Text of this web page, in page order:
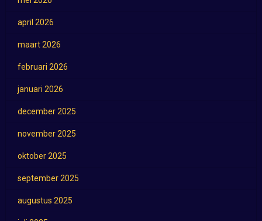
april 2026
maart 2026
februari 2026
januari 2026
december 2025
november 2025
oktober 2025
september 2025
augustus 2025